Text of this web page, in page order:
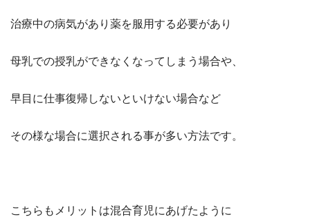
治療中の病気があり薬を服用する必要があり
母乳での授乳ができなくなってしまう場合や、
早目に仕事復帰しないといけない場合など
その様な場合に選択される事が多い方法です。
こちらもメリットは混合育児にあげたように